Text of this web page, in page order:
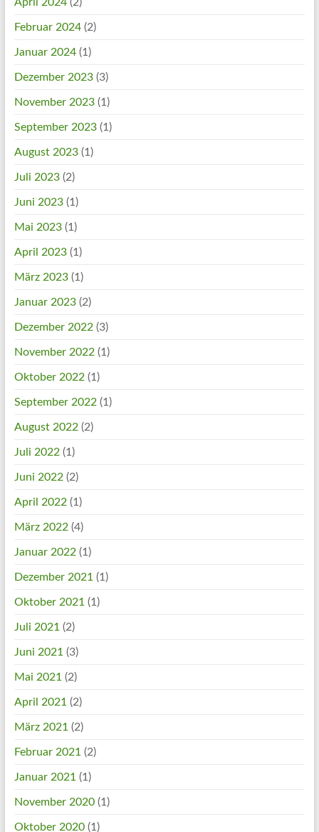
Februar 2024(2)
Januar 2024(1)
Dezember 2023(3)
November 2023(1)
September 2023(1)
August 2023(1)
Juli 2023(2)
Juni 2023(1)
Mai 2023(1)
April 2023(1)
März 2023(1)
Januar 2023(2)
Dezember 2022(3)
November 2022(1)
Oktober 2022(1)
September 2022(1)
August 2022(2)
Juli 2022(1)
Juni 2022(2)
April 2022(1)
März 2022(4)
Januar 2022(1)
Dezember 2021 (1)
Oktober 2021 (1)
Juli 2021 (2)
Juni 2021 (3)
Mai 2021 (2)
April 2021 (2)
März 2021 (2)
Februar 2021 (2)
Januar 2021 (1)
November 2020(1)
Oktober 2020(1)